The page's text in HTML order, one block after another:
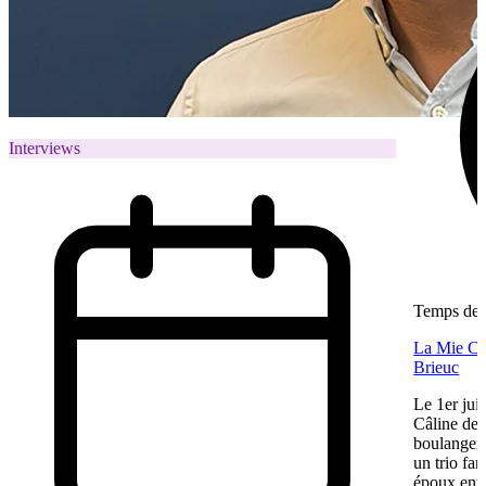
Interviews
Temps de
La Mie
Brieuc
Le 1er
Câline de
un trio
époux